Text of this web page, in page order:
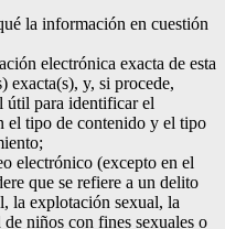
la información en cuestión
electrónica exacta de esta
y, si procede,
útil para identificar el
el tipo de contenido y el tipo
electrónico (excepto en el
que se refiere a un delito
la explotación sexual, la
niños con fines sexuales o